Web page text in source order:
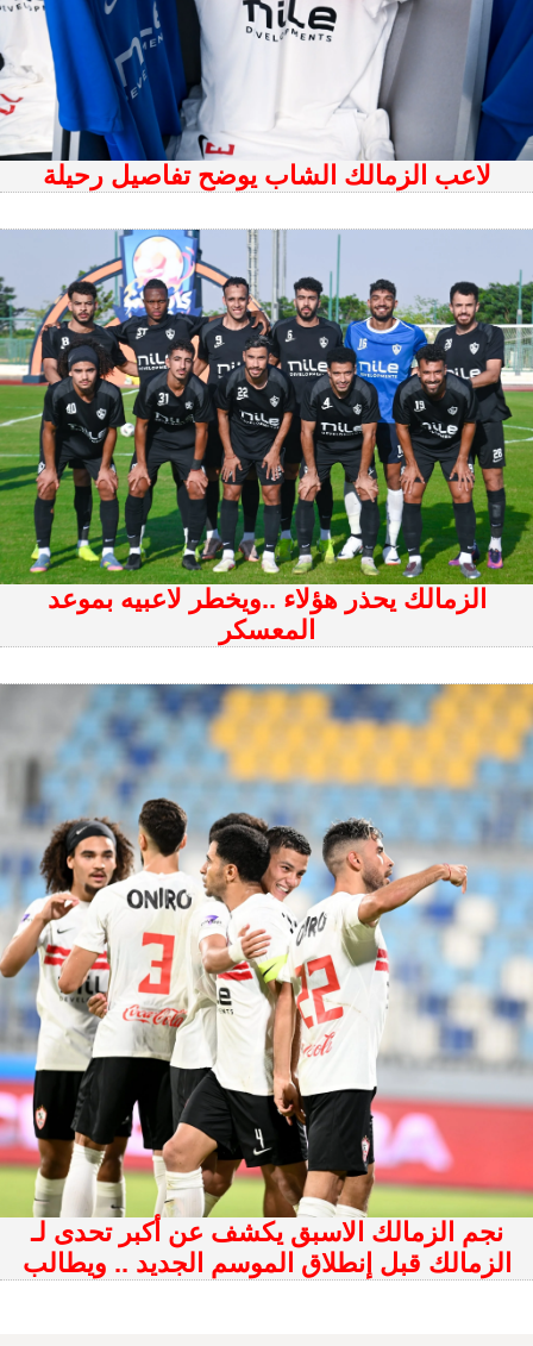
لاعب الزمالك الشاب يوضح تفاصيل رحيلة
الزمالك يحذر هؤلاء ..ويخطر لاعبيه بموعد
المعسكر
نجم الزمالك الاسبق يكشف عن أكبر تحدى لـ
الزمالك قبل إنطلاق الموسم الجديد .. ويطالب